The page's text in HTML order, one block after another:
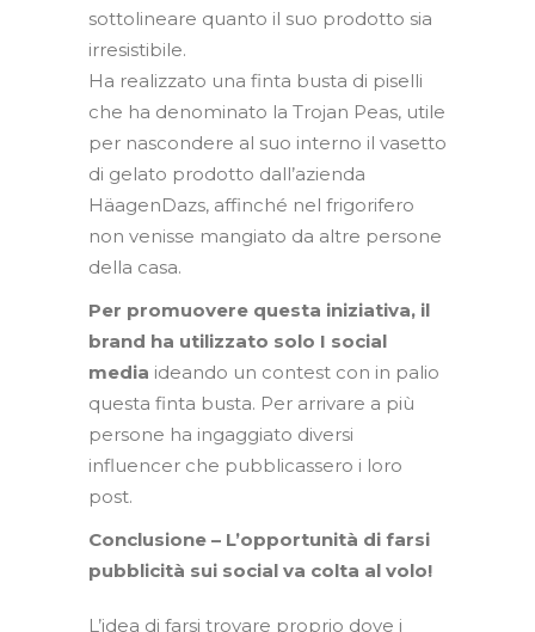
sottolineare quanto il suo prodotto sia
irresistibile.
Ha realizzato una finta busta di piselli
che ha denominato la Trojan Peas, utile
per nascondere al suo interno il vasetto
di gelato prodotto dall’azienda
HäagenDazs, affinché nel frigorifero
non venisse mangiato da altre persone
della casa.
Per promuovere questa iniziativa, il
brand ha utilizzato solo I social
media ideando un contest con in palio
questa finta busta. Per arrivare a più
persone ha ingaggiato diversi
influencer che pubblicassero i loro
post.
Conclusione – L’opportunità di farsi
pubblicità sui social va colta al volo!
L’idea di farsi trovare proprio dove i